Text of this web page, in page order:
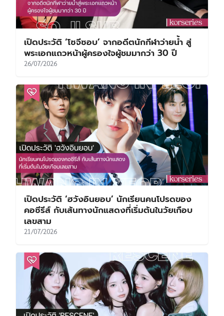
เปิดประวัติ ‘โซจีซอบ’ จากอดีตนักกีฬาว่ายน้ำ สู่
พระเอกแถวหน้าผู้ครองใจผู้ชมมากว่า 30 ปี
26/07/2026
เปิดประวัติ ‘ฮวังอินยอบ’ นักเรียนคนโปรดของ
คอซีรีส์ กับเส้นทางนักแสดงที่เริ่มต้นในวัยเกือบ
เลขสาม
21/07/2026